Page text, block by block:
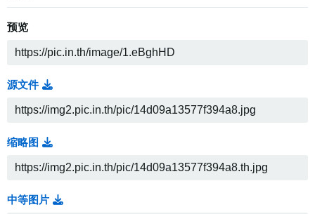
预览
源文件
缩略图
中等图片